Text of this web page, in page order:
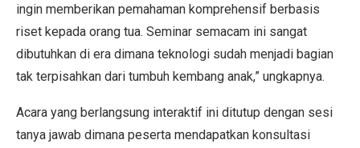
ingin memberikan pemahaman komprehensif berbasis
riset kepada orang tua. Seminar semacam ini sangat
dibutuhkan di era dimana teknologi sudah menjadi bagian
tak terpisahkan dari tumbuh kembang anak,” ungkapnya.
Acara yang berlangsung interaktif ini ditutup dengan sesi
tanya jawab dimana peserta mendapatkan konsultasi